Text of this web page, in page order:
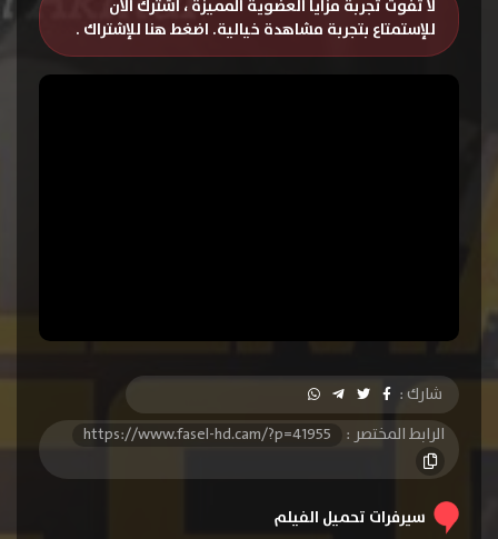
لا تفوت تجربة مزايا العضوية المميزة ، اشترك الان
للإستمتاع بتجربة مشاهدة خيالية. اضغط هنا للإشتراك .
شارك :
الرابط المختصر :
https://www.fasel-hd.cam/?p=41955
سيرفرات تحميل الفيلم